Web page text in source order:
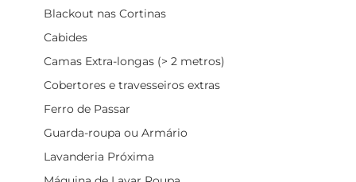
Blackout nas Cortinas
Cabides
Camas Extra-longas (> 2 metros)
Cobertores e travesseiros extras
Ferro de Passar
Guarda-roupa ou Armário
Lavanderia Próxima